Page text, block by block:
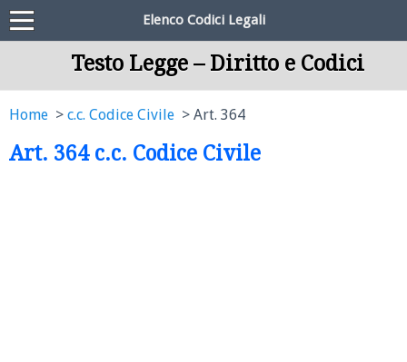
Elenco Codici Legali
Testo Legge – Diritto e Codici
Home c.c. Codice Civile Art. 364
Art. 364 c.c. Codice Civile